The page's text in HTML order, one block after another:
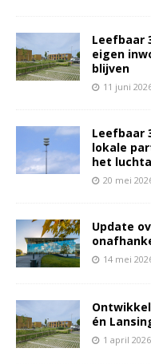
Leefbaar
eigen
blijven
11 juni
Leefbaar
lokale
het
20 mei
Update
14 mei
én
1 april 2026